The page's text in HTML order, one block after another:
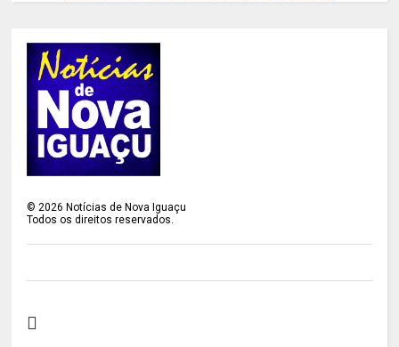
©2026 Notícias de Nova Iguaçu
Todos os direitos reservados.